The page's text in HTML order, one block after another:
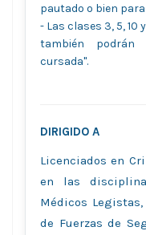
pautado o bien
- Las clases 3, 5, 10
también podrán
cursada".
DIRIGIDO A
Licenciados en
en las
Médicos
de Fuerzas de